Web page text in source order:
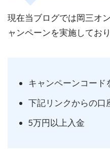
現在当ブログでは岡三オ
ャンペーンを実施してお
キャンペーンコード
下記リンクからの口
5万円以上入金